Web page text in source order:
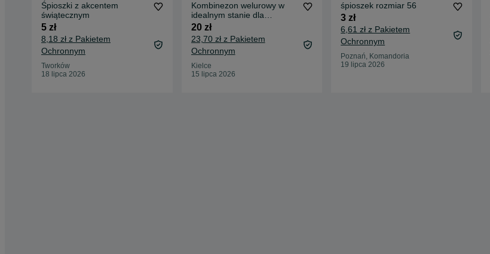
Śpioszki z akcentem
świątecznym
5 zł
8,18 zł z Pakietem
Ochronnym
Tworków
18 lipca 2026
Kombinezon welurowy w
idealnym stanie dla
bliźniaków
20 zł
23,70 zł z Pakietem
Ochronnym
Kielce
15 lipca 2026
śpioszek rozmiar 56
3 zł
6,61 zł z Pakietem
Ochronnym
Poznań, Komandoria
19 lipca 2026